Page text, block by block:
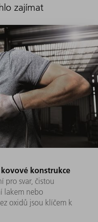
zajímat
konstrukce
pro svar, čistou
lakem nebo
oxidů jsou klíčem k